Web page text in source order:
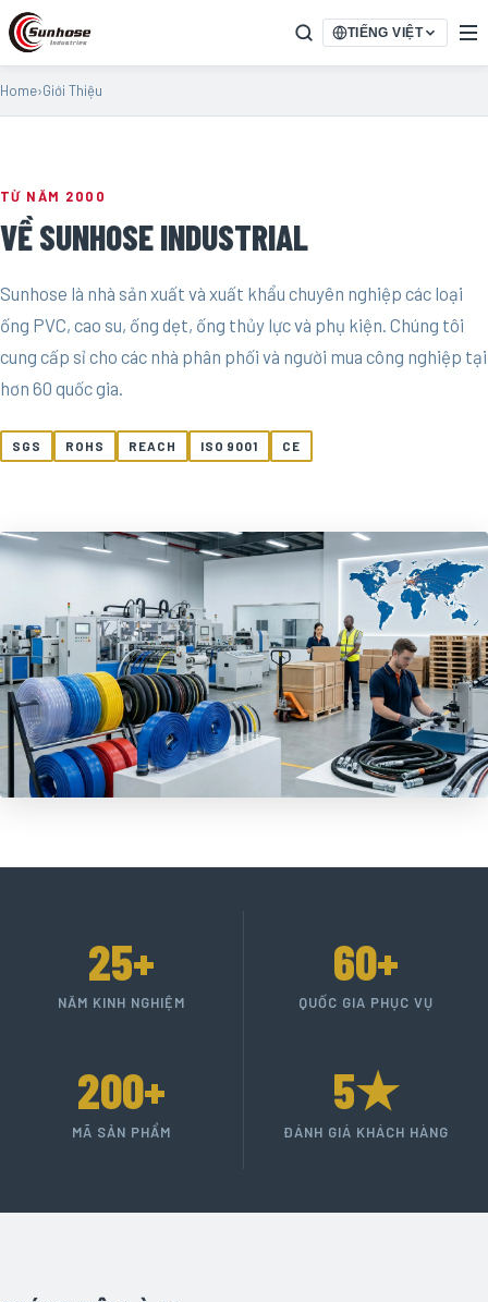
TIẾNG VIỆT
Home›Giới Thiệu
TỪ NĂM 2000
VỀ SUNHOSE INDUSTRIAL
Sunhose là nhà sản xuất và xuất khẩu chuyên nghiệp các loại
ống PVC, cao su, ống dẹt, ống thủy lực và phụ kiện. Chúng tôi
cung cấp sỉ cho các nhà phân phối và người mua công nghiệp tại
hơn 60 quốc gia.
SGS ROHS REACH ISO 9001 CE
25+
NĂM KINH NGHIỆM
60+
QUỐC GIA PHỤC VỤ
200+
MÃ SẢN PHẨM
5★
ĐÁNH GIÁ KHÁCH HÀNG